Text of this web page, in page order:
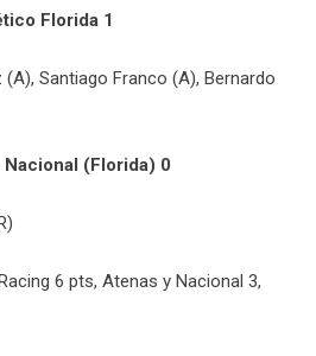
Florida 1
(A), Santiago Franco (A), Bernardo
(Florida) 0
Racing 6 pts, Atenas y Nacional 3,